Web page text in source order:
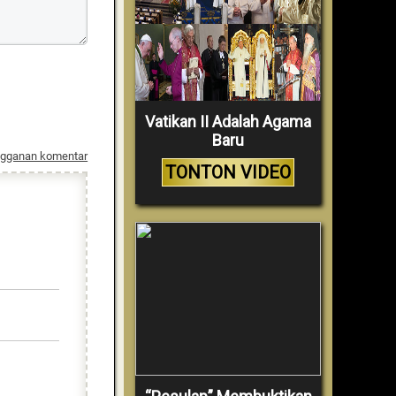
komentar
Vatikan II Adalah Agama
Baru
TONTON VIDEO